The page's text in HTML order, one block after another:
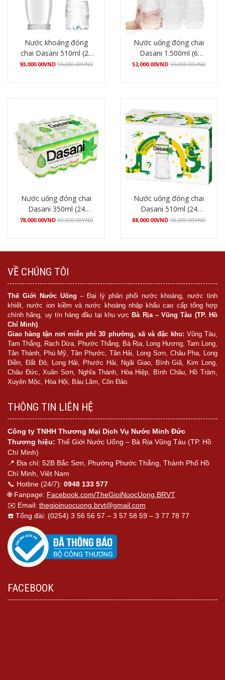
Nước khoáng đóng
chai Dasani 510ml (24
chai/thùng)
93,000.00VND 95,000.00VND
Nước uống đóng chai
Dasani 1.500ml (6
chai/lốc)
52,000.00VND 55,000.00VND
Nước uống đóng chai
Dasani 350ml (24
chai/thùng)
78,000.00VND 80,000.00VND
Nước uống đóng chai
Dasani 510ml (24
chai/thùng)
88,000.00VND 90,000.00VND
VỀ CHÚNG TÔI
Thế Giới Nước Uống – Đại lý phân phối nước khoáng, nước tinh
khiết, nước ion kiềm và nước khoáng nhập khẩu cao cấp tổng hợp
chính hãng, uy tín hàng đầu tại khu vực Bà Rịa – Vũng Tàu (TP. Hồ
Chí Minh).
Giao hàng tận nơi miễn phí 30 phường, xã và đặc khu: Vũng Tàu,
Tam Thắng, Rạch Dừa, Phước Thắng, Bà Rịa, Long Hương, Tam Long,
Tân Thành, Phú Mỹ, Tân Phước, Tân Hải, Long Sơn, Châu Pha, Long
Điền, Đất Đỏ, Long Hải, Phước Hải, Ngãi Giao, Bình Giã, Kim Long,
Châu Đức, Xuân Sơn, Nghĩa Thành, Hòa Hiệp, Bình Châu, Hồ Tràm,
Xuyên Mộc, Hòa Hội, Bàu Lâm, Côn Đảo.
THÔNG TIN LIÊN HỆ
Công ty TNHH Thương Mại Dịch Vụ Nước Minh Đức
Thương hiệu: Thế Giới Nước Uống – Bà Rịa Vũng Tàu (TP. Hồ
Chí Minh)
📍 Địa chỉ: 52B Bắc Sơn, Phường Phước Thắng, Thành Phố Hồ
Chí Minh, Việt Nam
📞 Hotline (24/7): 0948 133 577
🌐 Fanpage: Facebook.com/TheGioiNuocUong.BRVT
✉️ Email: thegioinuocuong.brvt@gmail.com
☎️ Tổng đài: (0254) 3 56 56 57 – 3 57 58 59 – 3 77 78 77
FACEBOOK